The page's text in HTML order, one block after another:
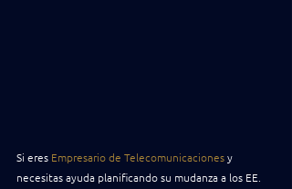
Si eres Empresario de Telecomunicaciones y
necesitas ayuda planificando su mudanza a los EE.